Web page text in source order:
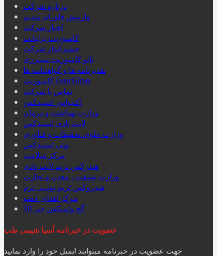
درباره شرکت
وارنيش فلورايد سديم
اخبار شرکت
کامپوزیت برلیانت
چشم انداز شرکت
نانو کامپوزیت سینرژی
تقدیرنامه ها و گواهینامه ها
کامپوزیت EverGlow
تماس با شرکت
اکتیواتور اسپیدکس
وزارت بهداشت و درمان
لایت بادی اسپیدکس
وزارت علوم، تحقیقات و فناوری
پوتی اسپیدکس
مرکز سلامت
هيدركس تريم لايت بادی
وزارت صنعت ، معدن و تجارت
هيدروكس تريم پوتــی نرم
مرکز اهدای عضو
گچ ولميكس جی 30
عضویت در خبرنامه آسیا شیمی طب
جهت عضویت در خبرنامه میتوایند ایمیل خود را وارد نمایید